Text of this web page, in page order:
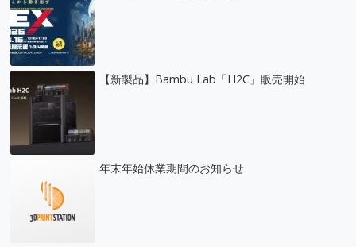
【新製品】Bambu Lab「H2C」販売開始
年末年始休業期間のお知らせ